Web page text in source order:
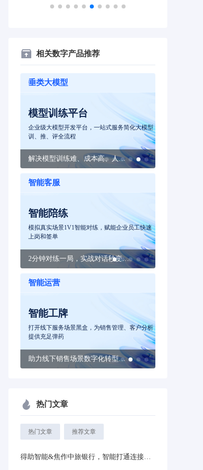
相关数字产品推荐
垂类大模型
智能体平台
企业级大模型智能体平台，助力企业高效、低成
本构建大模型应用
开箱即用，5-10分钟快速构建企业智能体
智能客服
客服机器人
智能技术赋能, 真正懂客户的客服机器人提供全
天候服务
秒级响应、多渠道接待、提供智能问答服务
智能运营
分析
智能质检
AI赋能服务合规与增长，释放质检与洞察新潜能
全渠道(语音/文本/视频/图像/文档)全量无遗漏分析
热门文章
热门文章 推荐文章
得助智能&焦作中旅银行，智能打通连接触点，实现“以用户为中心”